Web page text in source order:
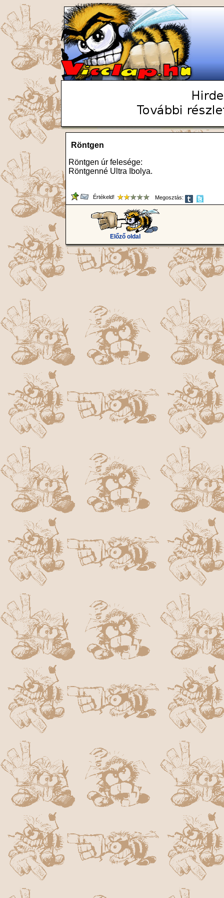
Röntgen
Röntgen úr felesége:
Röntgenné Ultra Ibolya.
Értékeld! Megosztás:
Előző oldal